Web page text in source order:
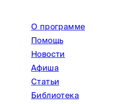
О программе
Помощь
Новости
Афиша
Статьи
Библиотека